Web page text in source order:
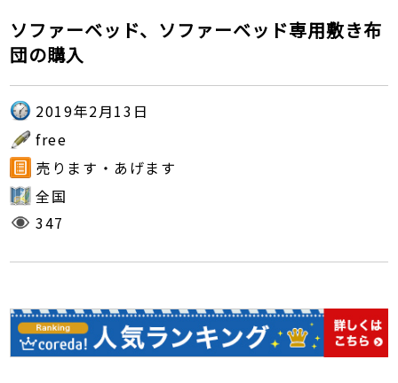
ソファーベッド、ソファーベッド専用敷き布
団の購入
2019年2月13日
free
売ります・あげます
全国
347